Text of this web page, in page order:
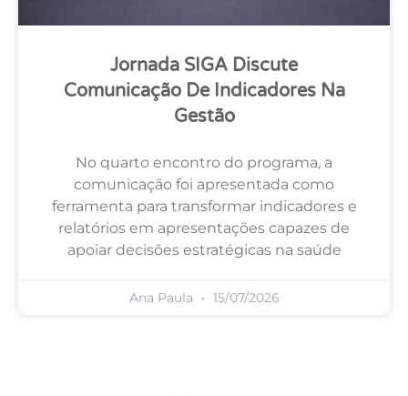
Jornada SIGA Discute
Comunicação De Indicadores Na
Gestão
No quarto encontro do programa, a
comunicação foi apresentada como
ferramenta para transformar indicadores e
relatórios em apresentações capazes de
apoiar decisões estratégicas na saúde
Ana Paula 15/07/2026